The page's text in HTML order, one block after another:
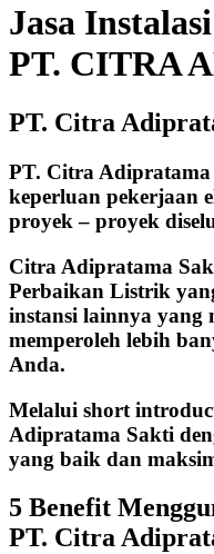
Jasa
PT. CITRA
PT. Citra
PT. Citra Adipratama
keperluan pekerjaan
proyek – proyek
Citra Adipratama
Perbaikan Listrik
instansi lainnya yang
memperoleh lebih
Anda.
Melalui short
Adipratama Sakti
yang baik dan
5 Benefit
PT. Citra